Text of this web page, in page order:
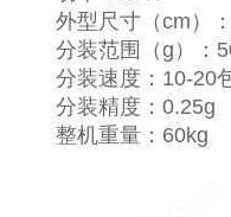
外型尺寸（cm）
分装范围（g）：
分装速度：10-20
分装精度：0.25g
整机重量：60kg